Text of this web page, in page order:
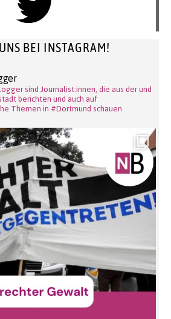
BEI INSTAGRAM!
sind Journalist:innen, die aus der und
berichten und auch auf
Themen in #Dortmund schauen